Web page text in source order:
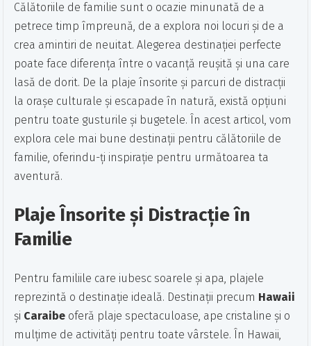
Călătoriile de familie sunt o ocazie minunată de a
petrece timp împreună, de a explora noi locuri și de a
crea amintiri de neuitat. Alegerea destinației perfecte
poate face diferența între o vacanță reușită și una care
lasă de dorit. De la plaje însorite și parcuri de distracții
la orașe culturale și escapade în natură, există opțiuni
pentru toate gusturile și bugetele. În acest articol, vom
explora cele mai bune destinații pentru călătoriile de
familie, oferindu-ți inspirație pentru următoarea ta
aventură.
Plaje Însorite și Distracție în
Familie
Pentru familiile care iubesc soarele și apa, plajele
reprezintă o destinație ideală. Destinații precum Hawaii
și Caraibe oferă plaje spectaculoase, ape cristaline și o
mulțime de activități pentru toate vârstele. În Hawaii,